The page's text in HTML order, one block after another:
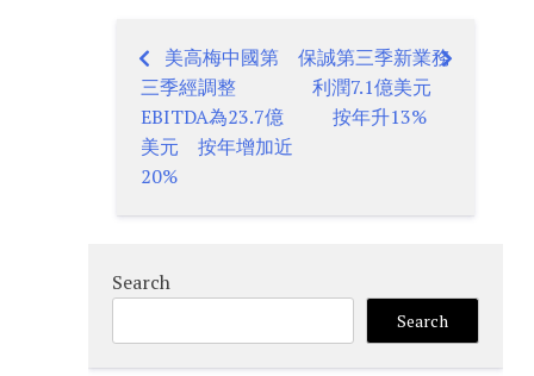
Post
navigation
美高梅中國第
三季經調整
EBITDA為23.7億
美元 按年增加近
20%
保誠第三季新業務
利潤7.1億美元
按年升13%
Search
Search